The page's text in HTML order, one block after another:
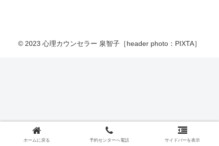
© 2023 心理カウンセラー 泉智子［header photo：PIXTA］
ホームに戻る 予約センターへ電話 サイドバーを表示